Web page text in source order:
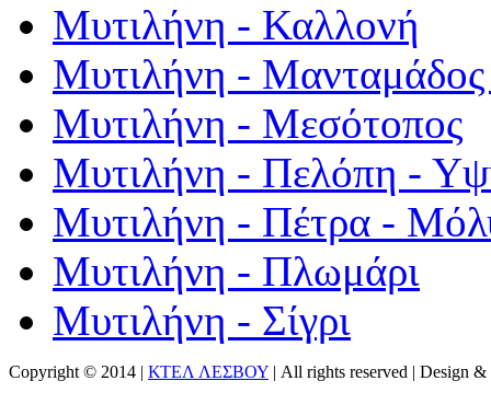
Μυτιλήνη - Καλλονή
Μυτιλήνη - Μανταμάδος
Μυτιλήνη - Μεσότοπος
Μυτιλήνη - Πελόπη -
Μυτιλήνη - Πέτρα -
Μυτιλήνη - Πλωμάρι
Μυτιλήνη - Σίγρι
Copyright © 2014 | ΚΤΕΛ ΛΕΣΒΟΥ | All rights reserved | Design &